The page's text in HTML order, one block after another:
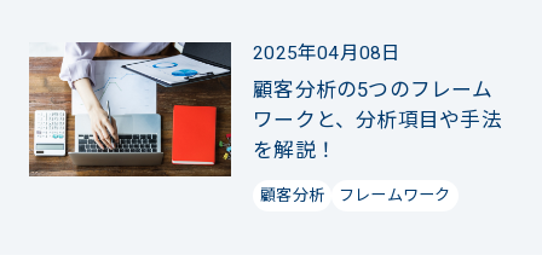
2025年04月08日
顧客分析の5つのフレーム
ワークと、分析項目や手法
を解説！
顧客分析 フレームワーク